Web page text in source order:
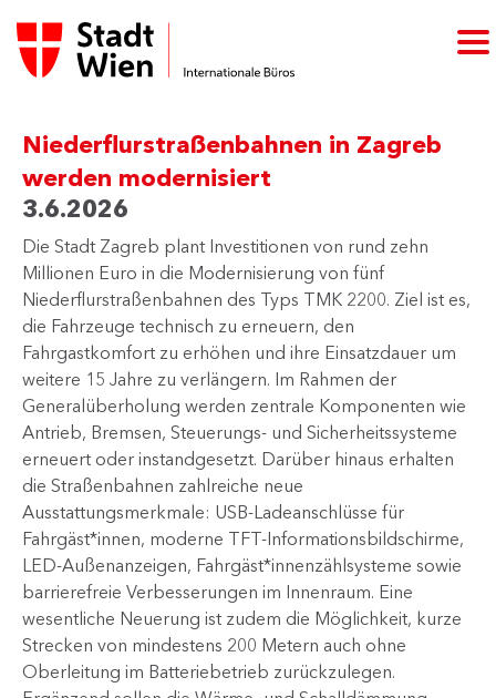
Niederflurstraßenbahnen in Zagreb
werden modernisiert
3.6.2026
Die Stadt Zagreb plant Investitionen von rund zehn
Millionen Euro in die Modernisierung von fünf
Niederflurstraßenbahnen des Typs TMK 2200. Ziel ist es,
die Fahrzeuge technisch zu erneuern, den
Fahrgastkomfort zu erhöhen und ihre Einsatzdauer um
weitere 15 Jahre zu verlängern. Im Rahmen der
Generalüberholung werden zentrale Komponenten wie
Antrieb, Bremsen, Steuerungs- und Sicherheitssysteme
erneuert oder instandgesetzt. Darüber hinaus erhalten
die Straßenbahnen zahlreiche neue
Ausstattungsmerkmale: USB-Ladeanschlüsse für
Fahrgäst*innen, moderne TFT-Informationsbildschirme,
LED-Außenanzeigen, Fahrgäst*innenzählsysteme sowie
barrierefreie Verbesserungen im Innenraum. Eine
wesentliche Neuerung ist zudem die Möglichkeit, kurze
Strecken von mindestens 200 Metern auch ohne
Oberleitung im Batteriebetrieb zurückzulegen.